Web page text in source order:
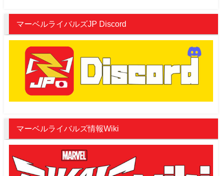
マーベルライバルズJP Discord
マーベルライバルズ情報Wiki